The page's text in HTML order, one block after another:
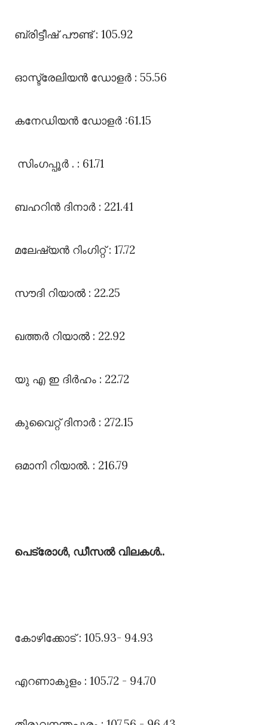
ബ്രിട്ടീഷ്‌ പൗണ്ട്‌ : 105.92
ഓസ്ട്രേലിയൻ ഡോളർ : 55.56
കനേഡിയൻ ഡോളർ :61.15
സിംഗപ്പൂർ . : 61.71
ബഹറിൻ ദിനാർ : 221.41
മലേഷ്യൻ റിംഗിറ്റ്‌ : 17.72
സൗദി റിയാൽ : 22.25
ഖത്തർ റിയാൽ : 22.92
യു എ ഇ ദിർഹം : 22.72
കുവൈറ്റ്‌ ദിനാർ : 272.15
ഒമാനി റിയാൽ. : 216.79
പെട്രോൾ, ഡീസൽ വിലകൾ..
കോഴിക്കോട്‌ : 105.93- 94.93
എറണാകുളം : 105.72 - 94.70